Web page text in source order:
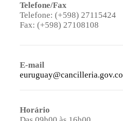
Telefone/Fax
Telefone: (+598) 27115424
Fax: (+598) 27108108
E-mail
euruguay@cancilleria.gov.co
Horário